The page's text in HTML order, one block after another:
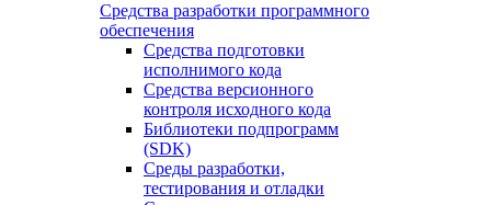
Средства разработки программного
обеспечения
Средства подготовки
исполнимого кода
Средства версионного
контроля исходного кода
Библиотеки подпрограмм
(SDK)
Среды разработки,
тестирования и отладки